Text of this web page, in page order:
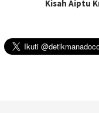
Kisah Aiptu